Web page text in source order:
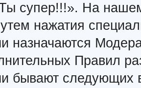
супер!!!». На
нажатия
назначаются
Правил
бывают следующих